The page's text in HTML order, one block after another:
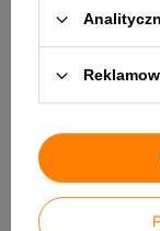
REX 3-fazowy
8 014,99 zł